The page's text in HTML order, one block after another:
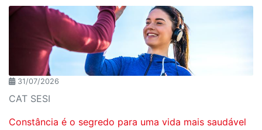
31/07/2026
CAT SESI
Constância é o segredo para uma vida mais saudável